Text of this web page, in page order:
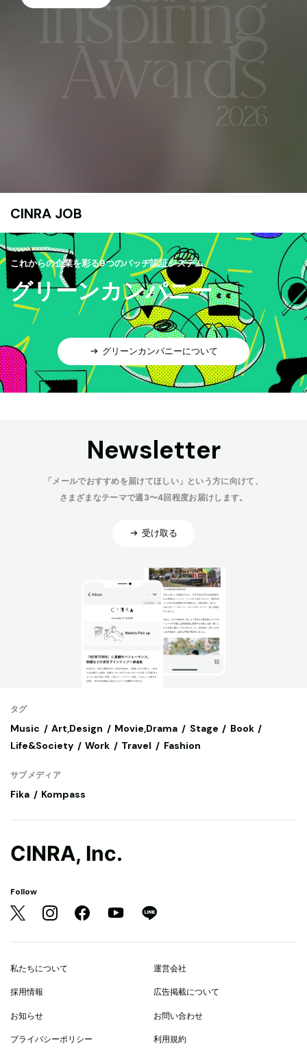
CINRA JOB
これからの企業を彩る9つのバッヂ認証システム
グリーンカンパニー
グリーンカンパニーについて
Newsletter
「メールでおすすめを届けてほしい」という方に向けて、
さまざまなテーマで週3〜4回程度お届けします。
受け取る
タグ
Music Art,Design Movie,Drama Stage
Book
Life&Society
Work Travel Fashion
サブメディア
Fika Kompass
CINRA, Inc.
Follow
私たちについて 運営会社
採用情報 広告掲載について
お知らせ お問い合わせ
プライバシーポリシー 利用規約